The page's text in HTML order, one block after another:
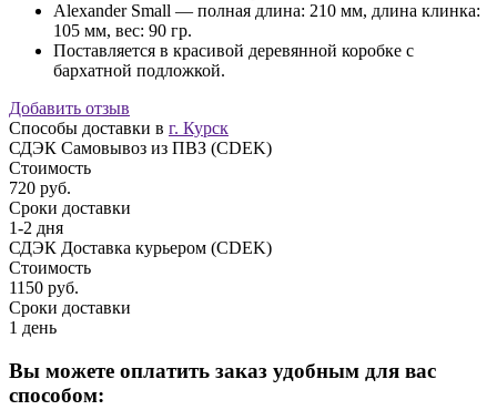
Alexander Small — полная длина: 210 мм, длина клинка:
105 мм, вес: 90 гр.
Поставляется в красивой деревянной коробке с
бархатной подложкой.
Добавить отзыв
Способы доставки в г. Курск
СДЭК Самовывоз из ПВЗ (CDEK)
Стоимость
720 руб.
Сроки доставки
1-2 дня
СДЭК Доставка курьером (CDEK)
Стоимость
1150 руб.
Сроки доставки
1 день
Вы можете оплатить заказ удобным для вас
способом: